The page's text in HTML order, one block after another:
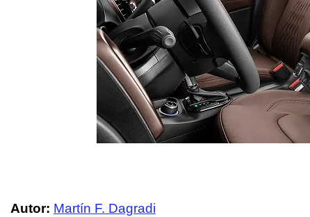
Autor: Martín F. Dagradi